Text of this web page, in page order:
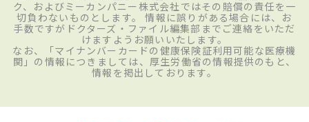
ク、およびミーカンパニー株式会社ではその賠償の責任を一
切負わないものとします。 情報に誤りがある場合には、お
手数ですがドクターズ・ファイル編集部までご連絡をいただ
けますようお願いいたします。
なお、「マイナンバーカードの健康保険証利用可能な医療機
関」の情報につきましては、厚生労働省の情報提供のもと、
情報を掲出しております。